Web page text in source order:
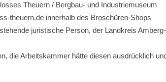
Theuern / Bergbau- und Industriemuseum
theuern.de innerhalb des Broschüren-Shops
juristische Person, der Landkreis Amberg-
die Arbeitskammer hätte diesen ausdrücklich